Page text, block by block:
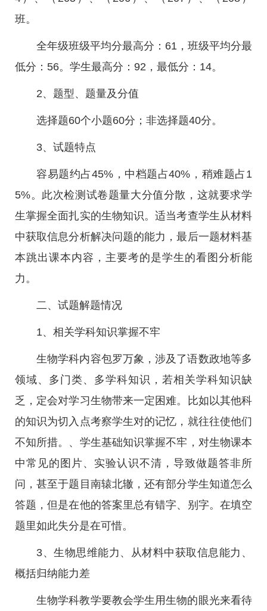
班。
全年级班级平均分最高分：61，班级平均分最
低分：56。学生最高分：92，最低分：14。
2、题型、题量及分值
选择题60个小题60分；非选择题40分。
3、试题特点
容易题约占45%，中档题占40%，稍难题占1
5%。此次检测试卷题量大分值分散，这就要求学
生掌握全面扎实的生物知识。适当考查学生从材料
中获取信息分析解决问题的能力，最后一题材料基
本跳出课本内容，主要考的是学生的看图分析能
力。
二、试题解题情况
1、相关学科知识掌握不牢
生物学科内容包罗万象，涉及了语数政地等多
领域、多门类、多学科知识，若相关学科知识缺
乏，定会对学习生物带来一定困难。比如以其他科
的知识为切入点考察学生对的记忆，就往往使他们
不知所措。、学生基础知识掌握不牢，对生物课本
中常见的图片、实验认识不清，导致做题答非所
问，甚至于题目南辕北辙，还有部分学生知道怎么
答题，但是在他的答案里总有错字、别字。在填空
题里如此失分是在可惜。
3、生物思维能力、从材料中获取信息能力、
概括归纳能力差
生物学科教学要教会学生用生物的眼光来看待